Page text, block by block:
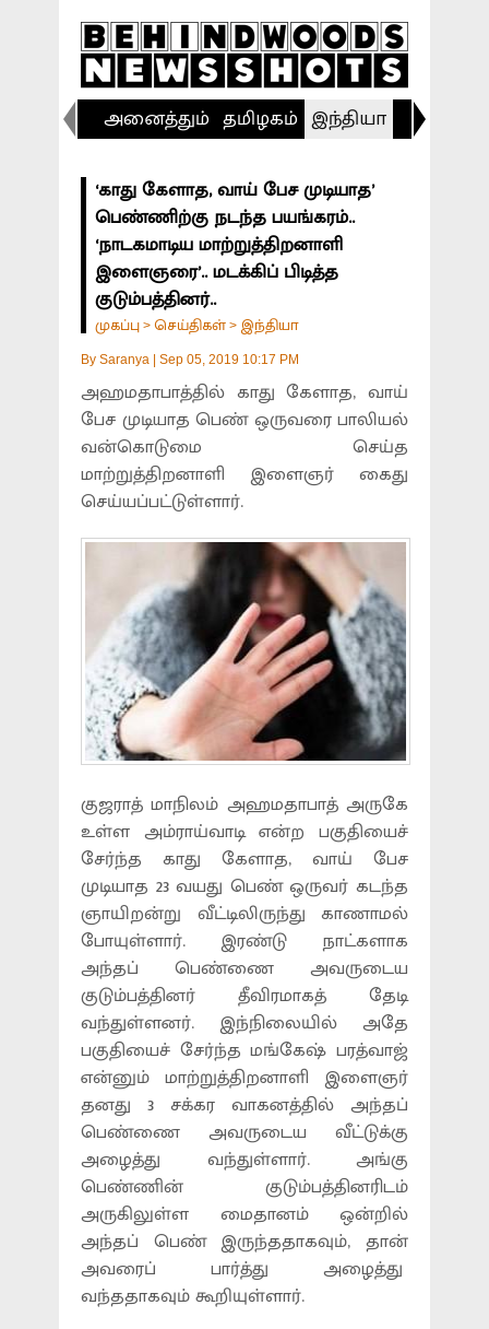
அனைத்தும் தமிழகம் இந்தியா
‘காது கேளாத, வாய் பேச முடியாத’
பெண்ணிற்கு நடந்த பயங்கரம்..
‘நாடகமாடிய மாற்றுத்திறனாளி
இளைஞரை’.. மடக்கிப் பிடித்த
குடும்பத்தினர்..
முகப்பு > செய்திகள் > இந்தியா
By Saranya Sep 05, 2019 10:17 PM
அஹமதாபாத்தில் காது கேளாத, வாய்
பேச முடியாத பெண் ஒருவரை பாலியல்
வன்கொடுமை செய்த
மாற்றுத்திறனாளி இளைஞர் கைது
செய்யப்பட்டுள்ளார்.
குஜராத் மாநிலம் அஹமதாபாத் அருகே
உள்ள அம்ராய்வாடி என்ற பகுதியைச்
சேர்ந்த காது கேளாத, வாய் பேச
முடியாத 23 வயது பெண் ஒருவர் கடந்த
ஞாயிறன்று வீட்டிலிருந்து காணாமல்
போயுள்ளார். இரண்டு நாட்களாக
அந்தப் பெண்ணை அவருடைய
குடும்பத்தினர் தீவிரமாகத் தேடி
வந்துள்ளனர். இந்நிலையில் அதே
பகுதியைச் சேர்ந்த மங்கேஷ் பரத்வாஜ்
என்னும் மாற்றுத்திறனாளி இளைஞர்
தனது 3 சக்கர வாகனத்தில் அந்தப்
பெண்ணை அவருடைய வீட்டுக்கு
அழைத்து வந்துள்ளார். அங்கு
பெண்ணின் குடும்பத்தினரிடம்
அருகிலுள்ள மைதானம் ஒன்றில்
அந்தப் பெண் இருந்ததாகவும், தான்
அவரைப் பார்த்து அழைத்து
வந்ததாகவும் கூறியுள்ளார்.